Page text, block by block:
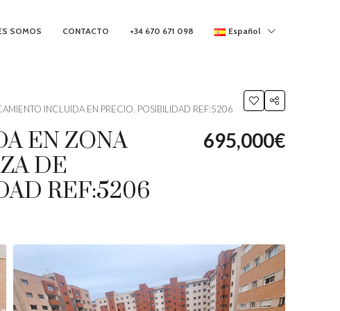
SOMOS CONTACTO +34 670 671 098 Español
INCLUIDA EN PRECIO. POSIBILIDAD REF:5206
EN ZONA
DE
REF:5206
695,000€